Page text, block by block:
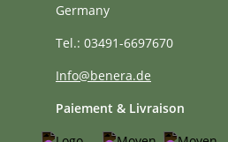
Germany
Tel.: 03491-6697670
Info@benera.de
Paiement & Livraison